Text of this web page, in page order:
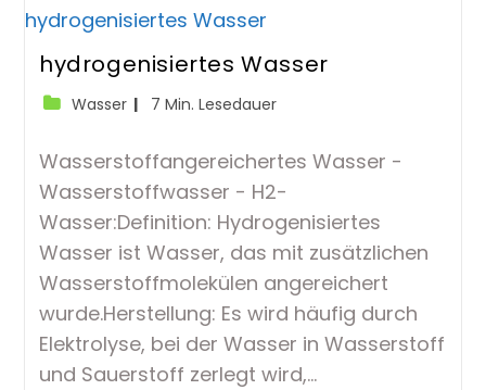
Gesundheit,
Und
Umweltschutz
hydrogenisiertes Wasser
Beitrags-
Wasser Lesedauer:
7 Min. Lesedauer
Wasserstoffangereichertes Wasser -
Wasserstoffwasser - H2-
Wasser:Definition: Hydrogenisiertes
Wasser ist Wasser, das mit zusätzlichen
Wasserstoffmolekülen angereichert
wurde.Herstellung: Es wird häufig durch
Elektrolyse, bei der Wasser in Wasserstoff
und Sauerstoff zerlegt wird,…